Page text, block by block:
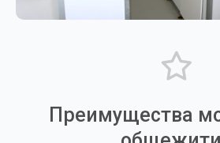
Преимущества